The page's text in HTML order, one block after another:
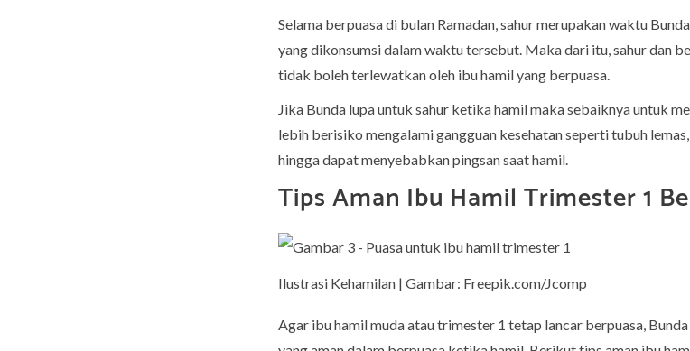
Selama berpuasa di bulan Ramadan, sahur merupakan waktu
yang dikonsumsi dalam waktu tersebut. Maka dari itu, sahur dan
tidak boleh terlewatkan oleh ibu hamil yang berpuasa.
Jika Bunda lupa untuk sahur ketika hamil maka sebaiknya untuk
lebih berisiko mengalami gangguan kesehatan seperti tubuh
hingga dapat menyebabkan pingsan saat hamil.
Tips Aman Ibu Hamil Trimester 1
Ilustrasi Kehamilan | Gambar: Freepik.com/Jcomp
Agar ibu hamil muda atau trimester 1 tetap lancar berpuasa,